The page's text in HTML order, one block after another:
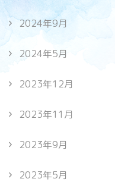
2024年9月
2024年5月
2023年12月
2023年11月
2023年9月
2023年5月